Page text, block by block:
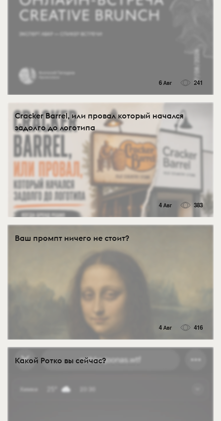
6 Авг 241
Cracker Barrel, или провал который начался
задолго до логотипа
4 Авг 383
Ваш промпт ничего не стоит?
4 Авг 416
Какой Ротко вы сейчас?